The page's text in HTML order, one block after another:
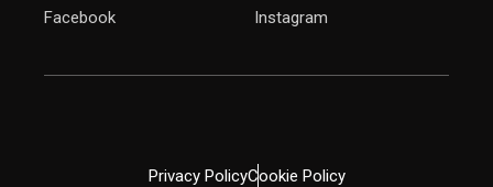
Facebook Instagram
Privacy PolicyCookie Policy